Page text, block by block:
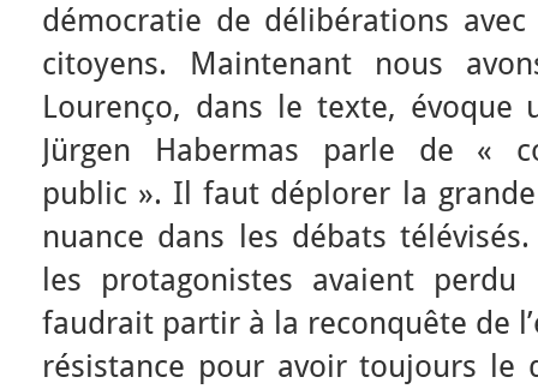
démocratie de délibérations
citoyens. Maintenant nous
Lourenço, dans le texte, évoque
Jürgen Habermas parle de «
public ». Il faut déplorer la
nuance dans les débats
les protagonistes avaient
faudrait partir à la reconquête de
résistance pour avoir toujours le